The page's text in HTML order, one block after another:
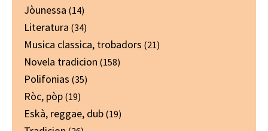
Jòunessa (14)
Literatura (34)
Musica classica, trobadors (21)
Novela tradicion (158)
Polifonias (35)
Ròc, pòp (19)
Eskà, reggae, dub (19)